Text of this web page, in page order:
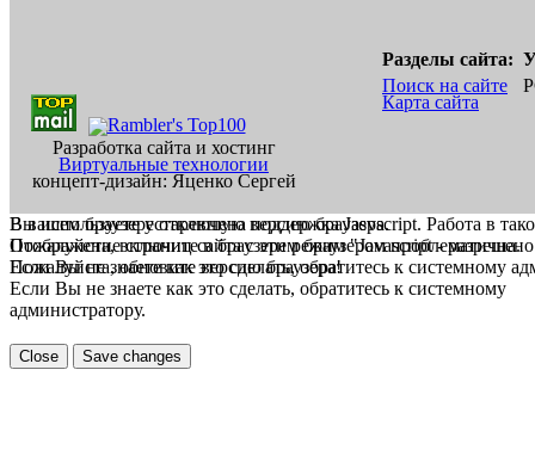
Разработка сайта и хостинг
Виртуальные технологии
концепт-дизайн: Яценко Сергей
Разделы сайта:
Поиск на сайте
Карта сайта
В вашем браузере отключена поддержка Jasvscript. Работа в
Пожалуйста, включите в браузере режим "Javascript -
Если Вы не знаете как это сделать, обратитесь к системному
Вы используете устаревшую версию браузера.
Отображение страниц сайта с этим браузером проблематична.
Пожалуйста, обновите версию браузера!
Если Вы не знаете как это сделать, обратитесь к системному
администратору.
Close Save changes